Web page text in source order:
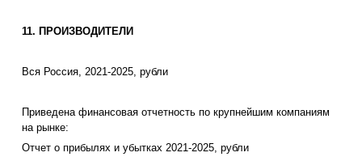
11. ПРОИЗВОДИТЕЛИ
Вся Россия, 2021-2025, рубли
Приведена финансовая отчетность по крупнейшим компаниям
на рынке:
Отчет о прибылях и убытках 2021-2025, рубли